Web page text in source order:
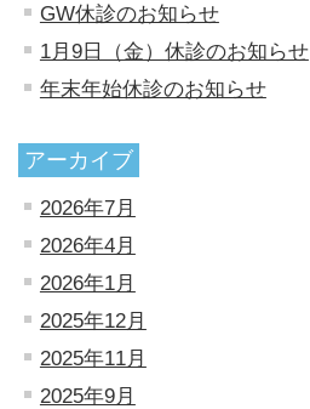
GW休診のお知らせ
1月9日（金）休診のお知らせ
年末年始休診のお知らせ
アーカイブ
2026年7月
2026年4月
2026年1月
2025年12月
2025年11月
2025年9月